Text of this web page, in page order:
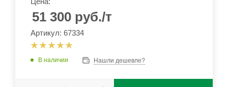
51 300 руб./т
Артикул: 67334
В наличии Нашли дешевле?